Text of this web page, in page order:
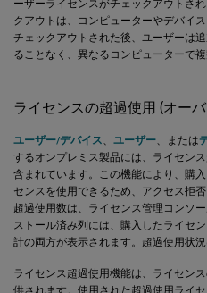
ーザーライセンスがチェックアウトさ
クアウトは、コンピューターやデバイ
チェックアウトされた後、ユーザーは
ることなく、異なるコンピューターで
ライセンスの超過使用 (オー
ユーザー/デバイス ユーザー 、または
するオンプレミス製品には、ライセン
含まれています。この機能により、購
センスを使用できるため、アクセス拒
超過使用数は、ライセンス管理コンソ
ストール済み列には、購入したライセ
計の両方が表示されます。超過使用状
ライセンス超過使用機能は、ライセン
供されます。使用された超過使用ライ